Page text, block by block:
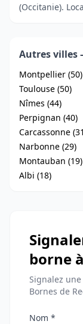
(Occitanie).
Autres villes
Montpellier (50)
Toulouse (50)
Nîmes (44)
Perpignan (40)
Carcassonne
Narbonne (29)
Montauban (19)
Albi (18)
borne
Signalez
Bornes de
Nom *